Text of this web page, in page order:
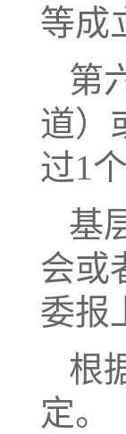
等成
第
道）
过1
基
会或
委报
根
定。